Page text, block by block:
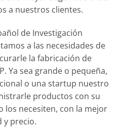
a nuestros clientes.
de Investigación
a las necesidades de
la fabricación de
Ya sea grande o pequeña,
o una startup nuestro
productos con su
los necesiten, con la mejor
y precio.